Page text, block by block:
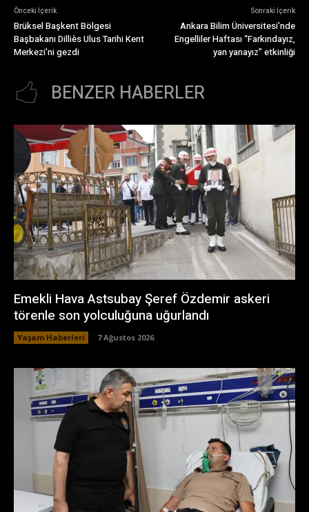
Önceki İçerik
Brüksel Başkent Bölgesi
Başbakanı Dilliès Ulus Tarihi Kent
Merkezi’ni gezdi
Sonraki İçerik
Ankara Bilim Üniversitesi’nde
Engelliler Haftası “Farkındayız,
yan yanayız” etkinliği
BENZER HABERLER
Emekli Hava Astsubay Şeref Özdemir askeri
törenle son yolculuğuna uğurlandı
Yaşam Haberleri 7 Ağustos 2026